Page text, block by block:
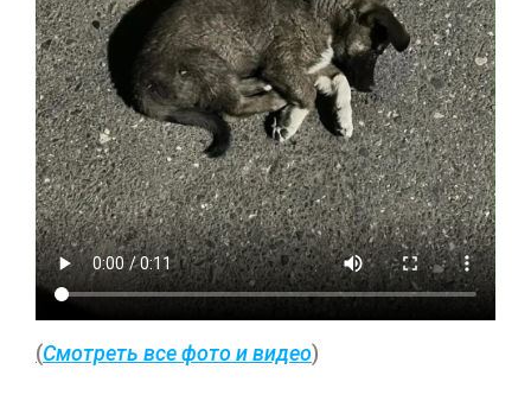
(Смотреть все фото и видео)